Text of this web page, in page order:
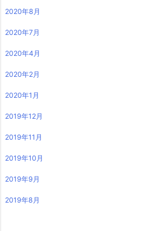
2020年8月
2020年7月
2020年4月
2020年2月
2020年1月
2019年12月
2019年11月
2019年10月
2019年9月
2019年8月